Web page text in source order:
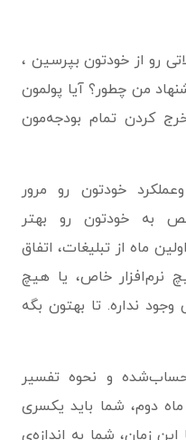
رو از خودتون بپرسین ،
من چطور؟ آیا پولمون
کردن تمام بودجه‌مون
خودتون رو مرور
به خودتون رو بهتر
ماه از تبلیغات، اتفاق
نرم‌افزار خاص، یا هیچ
نداره. تا بهتون بگه
و نحوه‌ تفسیر
دوم، شما باید یکسری
زمان، شما به اندازه‌ی